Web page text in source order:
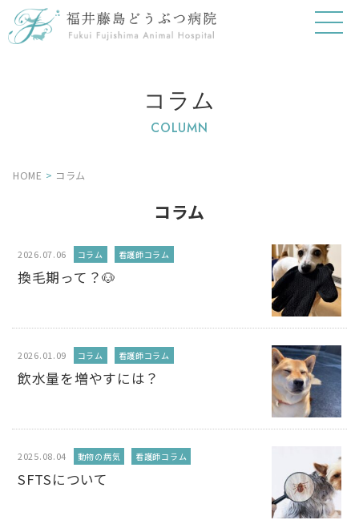
コラム
COLUMN
HOME > コラム
コラム
2026.07.06 コラム 看護師コラム
換毛期って？🐶
2026.01.09 コラム 看護師コラム
飲水量を増やすには？
2025.08.04 動物の病気 看護師コラム
SFTSについて